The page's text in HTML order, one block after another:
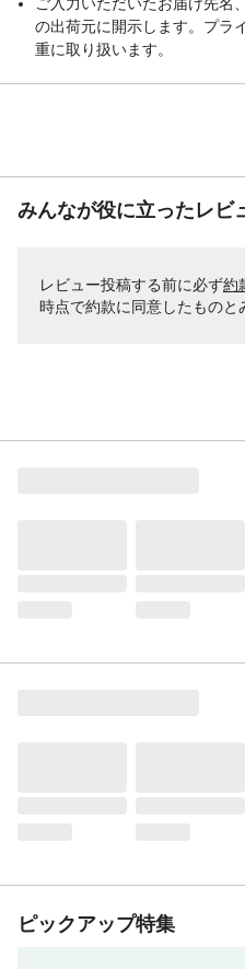
の出荷元に開示します。プラ
重に取り扱います。
みんなが役に立ったレビ
レビュー投稿する前に必ず約
時点で約款に同意したものと
ピックアップ特集